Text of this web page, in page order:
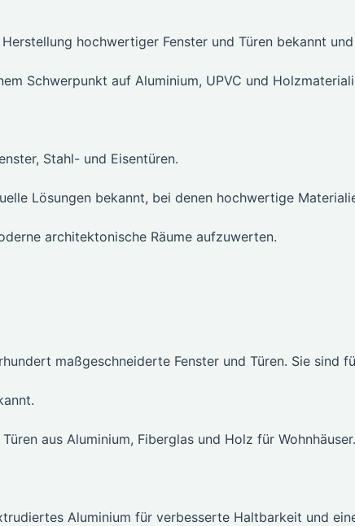
hochwertiger Fenster und Türen bekannt und
Schwerpunkt auf Aluminium, UPVC und
Stahl- und Eisentüren.
Lösungen bekannt, bei denen hochwertige
architektonische Räume aufzuwerten.
maßgeschneiderte Fenster und Türen. Sie sind
aus Aluminium, Fiberglas und Holz für Wohnhäuser.
Aluminium für verbesserte Haltbarkeit und